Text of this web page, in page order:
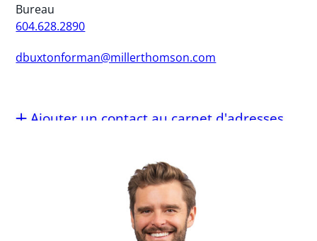
Bureau
604.628.2890
dbuxtonforman@millerthomson.com
Ajouter un contact au carnet d'adresses